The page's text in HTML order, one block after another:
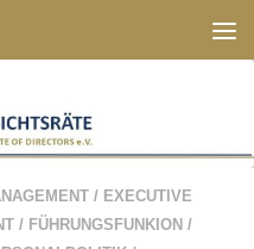
/ EXECUTIVE
/ FÜHRUNGSFUNKION /